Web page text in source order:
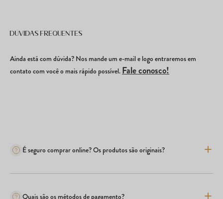
Dúvidas frequentes
Ainda está com dúvida? Nos mande um e-mail e logo entraremos em
contato com você o mais rápido possível. Fale conosco!
É seguro comprar online? Os produtos são originais?
Quais são os métodos de pagamento?